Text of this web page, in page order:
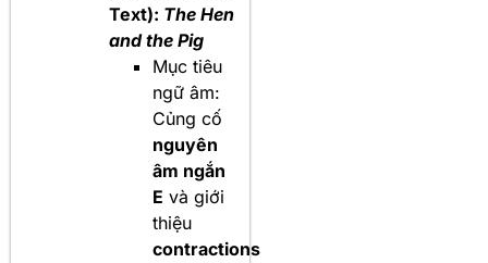
Text): The Hen
and the Pig
Mục tiêu
ngữ âm:
Củng cố
nguyên
âm ngắn
E và giới
thiệu
contractions